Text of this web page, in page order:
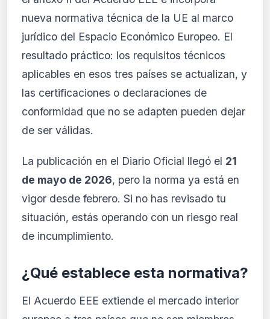
Ver planes
Crear mi cuenta
Desde 9,99 €/mes · Cancela cuando quieras
nueva normativa técnica de la UE al marco
jurídico del Espacio Económico Europeo. El
resultado práctico: los requisitos técnicos
aplicables en esos tres países se actualizan, y
las certificaciones o declaraciones de
conformidad que no se adapten pueden dejar
de ser válidas.
La publicación en el Diario Oficial llegó el 21
de mayo de 2026, pero la norma ya está en
vigor desde febrero. Si no has revisado tu
situación, estás operando con un riesgo real
de incumplimiento.
¿Qué establece esta normativa?
El Acuerdo EEE extiende el mercado interior